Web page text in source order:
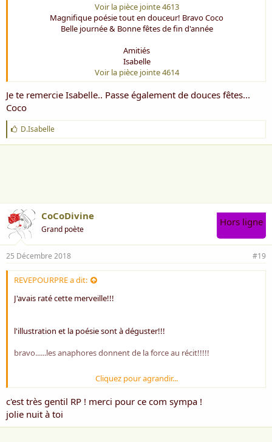
Voir la pièce jointe 4613
Magnifique poésie tout en douceur! Bravo Coco
Belle journée & Bonne fêtes de fin d'année
Amitiés
Isabelle
Voir la pièce jointe 4614
Je te remercie Isabelle.. Passe également de douces fêtes...
Coco
J
'
a
D.Isabelle
CoCoDivine
Grand poète
Hors ligne
25 Décembre 2018 #19
REVEPOURPRE a dit:
J'avais raté cette merveille!!!
l'illustration et la poésie sont à déguster!!!
bravo......les anaphores donnent de la force au récit!!!!!
amitiés
RP
Cliquez pour agrandir...
c'est très gentil RP ! merci pour ce com sympa !
jolie nuit à toi